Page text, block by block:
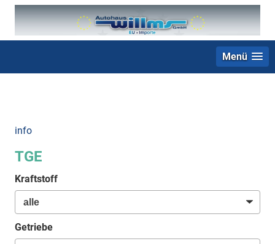
Menü
info
TGE
Kraftstoff
Getriebe